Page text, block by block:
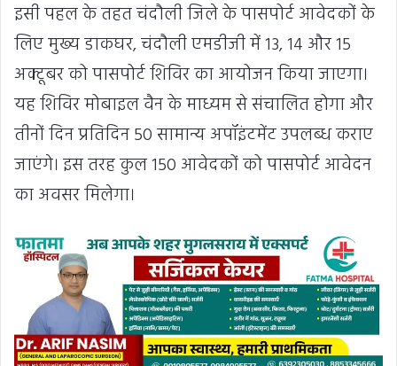
इसी पहल के तहत चंदौली जिले के पासपोर्ट आवेदकों के
लिए मुख्य डाकघर, चंदौली एमडीजी में 13, 14 और 15
अक्टूबर को पासपोर्ट शिविर का आयोजन किया जाएगा।
यह शिविर मोबाइल वैन के माध्यम से संचालित होगा और
तीनों दिन प्रतिदिन 50 सामान्य अपॉइंटमेंट उपलब्ध कराए
जाएंगे। इस तरह कुल 150 आवेदकों को पासपोर्ट आवेदन
का अवसर मिलेगा।